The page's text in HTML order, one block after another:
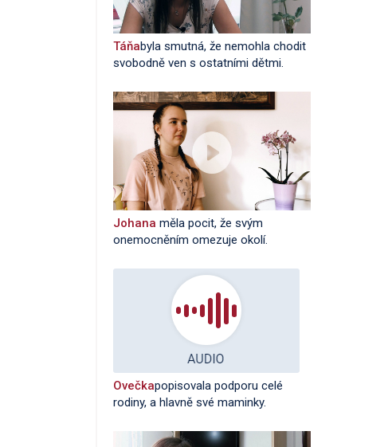
Táňabyla smutná, že nemohla chodit
svobodně ven s ostatními dětmi.
Johana měla pocit, že svým
onemocněním omezuje okolí.
Ovečkapopisovala podporu celé
rodiny, a hlavně své maminky.